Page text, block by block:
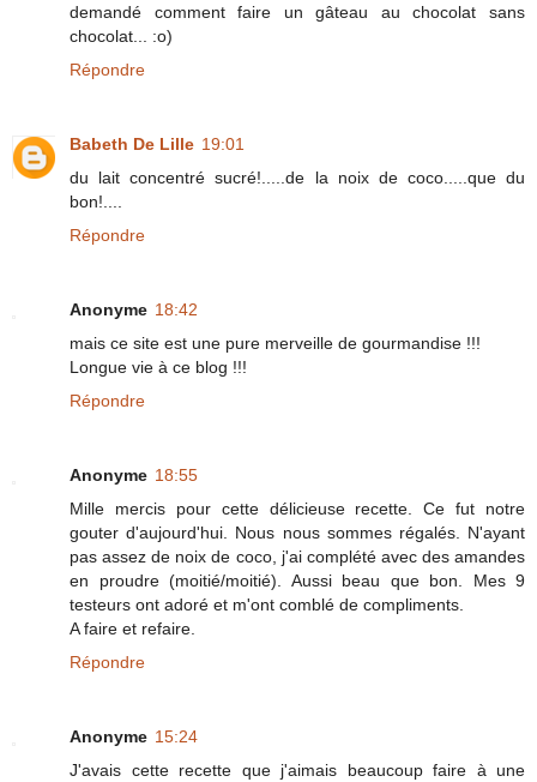
demandé comment faire un gâteau au chocolat sans
chocolat... :o)
Répondre
Babeth De Lille 19:01
du lait concentré sucré!.....de la noix de coco.....que du
bon!....
Répondre
Anonyme 18:42
mais ce site est une pure merveille de gourmandise !!!
Longue vie à ce blog !!!
Répondre
Anonyme 18:55
Mille mercis pour cette délicieuse recette. Ce fut notre
gouter d'aujourd'hui. Nous nous sommes régalés. N'ayant
pas assez de noix de coco, j'ai complété avec des amandes
en proudre (moitié/moitié). Aussi beau que bon. Mes 9
testeurs ont adoré et m'ont comblé de compliments.
A faire et refaire.
Répondre
Anonyme 15:24
J'avais cette recette que j'aimais beaucoup faire à une